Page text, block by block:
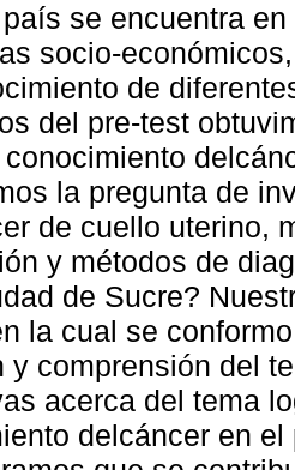
se encuentra
socio-
de
del pre-test
la pregunta de
de cuello uterino,
y métodos de
de Sucre?
la cual se
y comprensión del
acerca del tema
delcáncer en